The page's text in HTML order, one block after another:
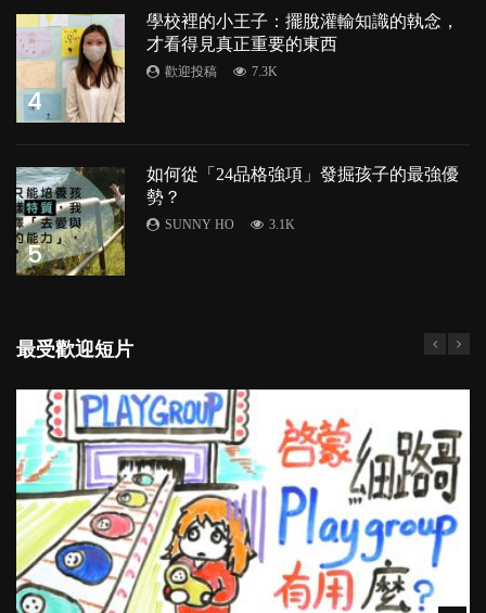
4
學校裡的小王子：擺脫灌輸知識的執念，
才看得見真正重要的東西
歡迎投稿 7.3K
5
如何從「24品格強項」發掘孩子的最強優
勢？
SUNNY HO 3.1K
最受歡迎短片